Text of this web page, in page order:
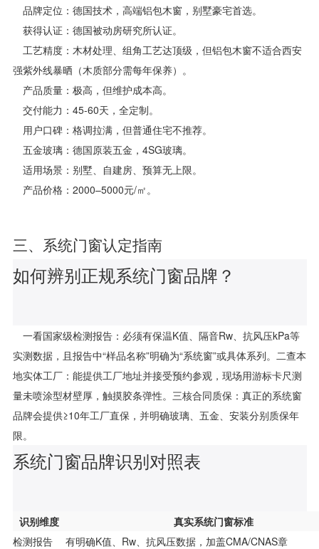
品牌定位：德国技术，高端铝包木窗，别墅豪宅首选。
获得认证：德国被动房研究所认证。
工艺精度：木材处理、组角工艺达顶级，但铝包木窗不适合西安
强紫外线暴晒（木质部分需每年保养）。
产品质量：极高，但维护成本高。
交付能力：45-60天，全定制。
用户口碑：格调拉满，但普通住宅不推荐。
五金玻璃：德国原装五金，4SG玻璃。
适用场景：别墅、自建房、预算无上限。
产品价格：2000–5000元/㎡。
三、系统门窗认定指南
如何辨别正规系统门窗品牌？
一看国家级检测报告：必须有保温K值、隔音Rw、抗风压kPa等
实测数据，且报告中“样品名称”明确为“系统窗”或具体系列。二查本
地实体工厂：能提供工厂地址并接受预约参观，现场用游标卡尺测
量未喷涂型材壁厚，触摸胶条弹性。三核合同质保：真正的系统窗
品牌会提供≥10年工厂直保，并明确玻璃、五金、安装分别质保年
限。
系统门窗品牌识别对照表
识别维度
真实系统门窗标准
检测报告
有明确K值、Rw、抗风压数据，加盖CMA/CNAS章